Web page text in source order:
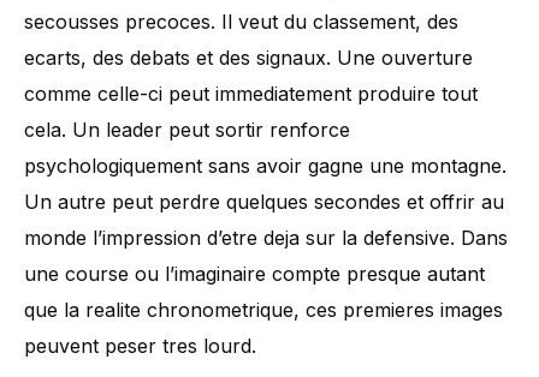
secousses precoces. Il veut du classement, des
ecarts, des debats et des signaux. Une ouverture
comme celle-ci peut immediatement produire tout
cela. Un leader peut sortir renforce
psychologiquement sans avoir gagne une montagne.
Un autre peut perdre quelques secondes et offrir au
monde l’impression d’etre deja sur la defensive. Dans
une course ou l’imaginaire compte presque autant
que la realite chronometrique, ces premieres images
peuvent peser tres lourd.